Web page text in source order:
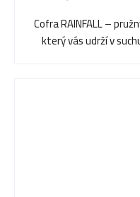
Cofra RAINFALL –
který vás udrží v